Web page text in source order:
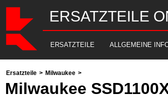
ERSATZTEILE
ERSATZTEILE ALLGEMEINE
Ersatzteile > Milwaukee >
Milwaukee